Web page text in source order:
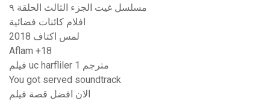
مسلسل غيت الجزء الثالث الحلقة ٩
افلام كائنات فضائية
لمس اكتاف 2018
Aflam +18
فيلم uc harfliler 1 مترجم
You got served soundtrack
الان افضل قصة فيلم